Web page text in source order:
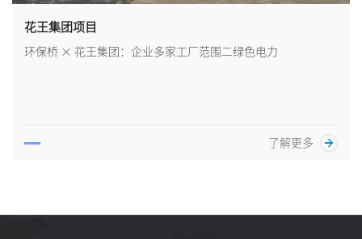
花王集团项目
环保桥 × 花王集团：企业多家工厂范围二绿色电力
了解更多